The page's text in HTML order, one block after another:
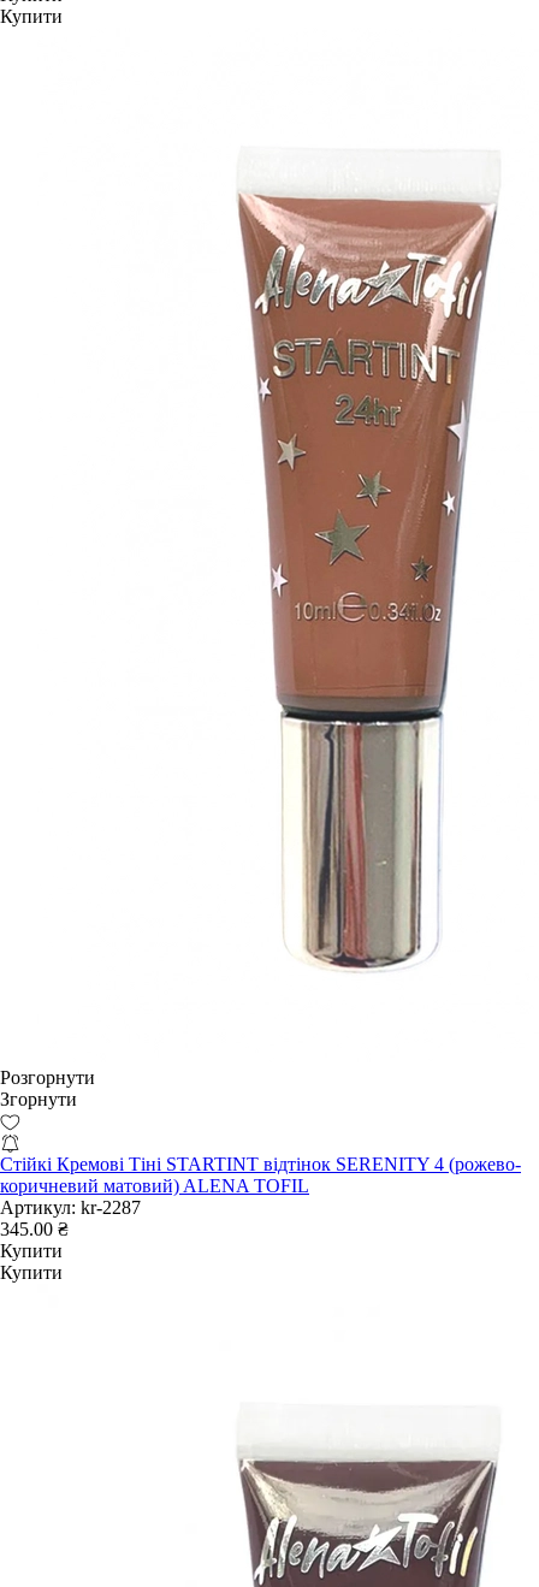
Купити
Розгорнути
Згорнути
Стійкі Кремові Тіні STARTINT відтінок SERENITY 4 (рожево-
коричневий матовий) ALENA TOFIL
Артикул: kr-2287
345.00 ₴
Купити
Купити